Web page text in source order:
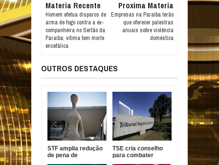
Materia Recente
Homem efetua disparos de
arma de fogo contra a ex-
companheira no Sertão da
Paraíba; vítima tem morte
encefálica
Proxima Materia
Empresas na Paraíba terão
que oferecer palestras
anuais sobre violência
doméstica
OUTROS DESTAQUES
STF amplia redução
de pena de
TSE cria conselho
para combater